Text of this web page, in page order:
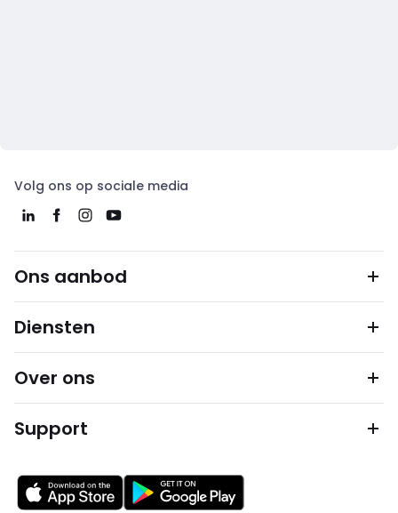
Volg ons op sociale media
Ons aanbod
Diensten
Over ons
Support